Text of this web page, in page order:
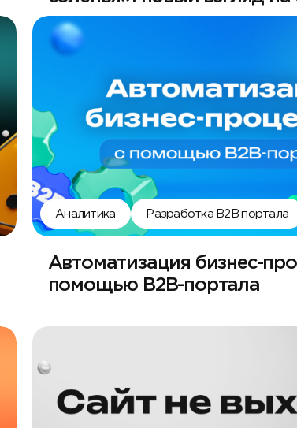
Аналитика Разработка B2B портала
Автоматизация бизнес-
помощью B2B-портала